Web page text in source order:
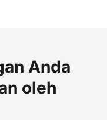
Anda
oleh